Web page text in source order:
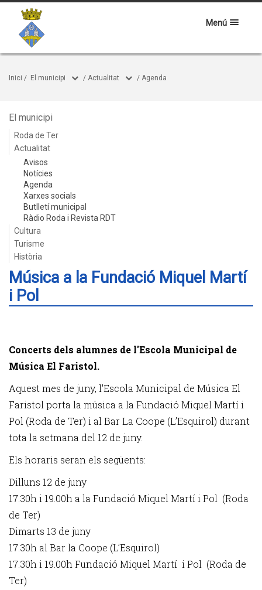
Menú
Inici / El municipi / Actualitat / Agenda
El municipi
Roda de Ter
Actualitat
Avisos
Notícies
Agenda
Xarxes socials
Butlletí municipal
Ràdio Roda i Revista RDT
Cultura
Turisme
Història
Música a la Fundació Miquel Martí
i Pol
Concerts dels alumnes de l'Escola Municipal de
Música El Faristol.
Aquest mes de juny, l'Escola Municipal de Música El
Faristol porta la música a la Fundació Miquel Martí i
Pol (Roda de Ter) i al Bar La Coope (L’Esquirol) durant
tota la setmana del 12 de juny.
Els horaris seran els següents:
Dilluns 12 de juny
17.30h i 19.00h a la Fundació Miquel Martí i Pol (Roda
de Ter)
Dimarts 13 de juny
17.30h al Bar la Coope (L’Esquirol)
17.30h i 19.00h Fundació Miquel Martí i Pol (Roda de
Ter)